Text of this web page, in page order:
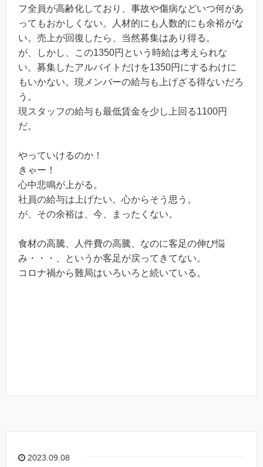
フ全員が高齢化しており、事故や傷病などいつ何があ
ってもおかしくない。人材的にも人数的にも余裕がな
い。売上が回復したら、当然募集はあり得る。
が、しかし、この1350円という時給は考えられな
い。募集したアルバイトだけを1350円にするわけに
もいかない。現メンバーの給与も上げざる得ないだろ
う。
現スタッフの給与も最低賃金を少し上回る1100円
だ。
やっていけるのか！
きゃー！
心中悲鳴が上がる。
社員の給与は上げたい。心からそう思う。
が、その余裕は、今、まったくない。
食材の高騰、人件費の高騰、なのに客足の伸び悩
み・・・、というか客足が戻ってきてない。
コロナ禍から難局はいろいろと続いている。
2023.09.08